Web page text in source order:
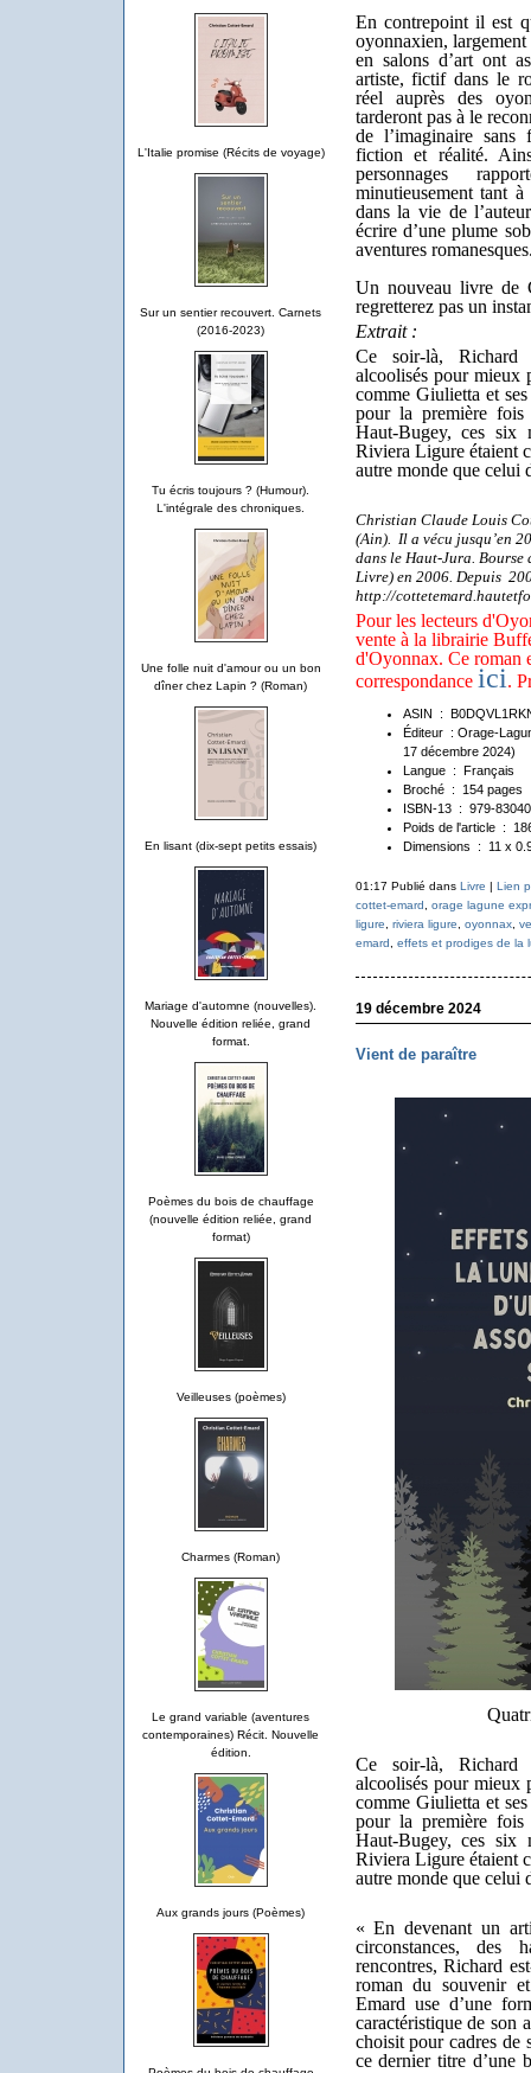
L'Italie promise (Récits de voyage)
Sur un sentier recouvert. Carnets
(2016-2023)
Tu écris toujours ? (Humour).
L'intégrale des chroniques.
Une folle nuit d'amour ou un bon
dîner chez Lapin ? (Roman)
En lisant (dix-sept petits essais)
Mariage d'automne (nouvelles).
Nouvelle édition reliée, grand
format.
Poèmes du bois de chauffage
(nouvelle édition reliée, grand
format)
Veilleuses (poèmes)
Charmes (Roman)
Le grand variable (aventures
contemporaines) Récit. Nouvelle
édition.
Aux grands jours (Poèmes)
En contrepoint il est
oyonnaxien,
en salons d’art ont
artiste, fictif dans le
réel auprès des
tarderont pas à le
de l’imaginaire
fiction et réalité.
personnages
minutieusement tant
dans la vie de
écrire d’une plume
aventures
Un nouveau livre de
regretterez pas un
Extrait :
Ce soir-là, Richard
alcoolisés pour mieux
comme Giulietta et
pour la première
Haut-Bugey, ces six
Riviera Ligure étaient
autre monde que celui
Christian Claude Louis
(Ain). Il a vécu jusqu’en
dans le Haut-Jura.
Livre) en 2006. Depuis
http://
Pour les lecteurs
vente à la librairie
d'Oyonnax. Ce roman
correspondance ici.
ASIN ‏ : ‎
Éditeur ‏ :
17 décembre 2024)
Langue ‏ : ‎ Français
Broché ‏ : ‎
154 pages
ISBN-13 ‏ : ‎ 979-
Poids de l'article ‏ : ‎
Dimensions ‏ : ‎
11 x
01:17 Publié dans Livre | Lien
cottet-emard
orage lagune
ligure
riviera ligure oyonnax,
emard
effets et prodiges de la
19 décembre 2024
Vient de paraître
Ce soir-là, Richard
alcoolisés pour mieux
comme Giulietta et
pour la première
Haut-Bugey, ces six
Riviera Ligure étaient
autre monde que celui
« En devenant un
circonstances, des
rencontres, Richard
roman du souvenir
Emard use d’une
caractéristique de son
choisit pour cadres de
ce dernier titre d’une